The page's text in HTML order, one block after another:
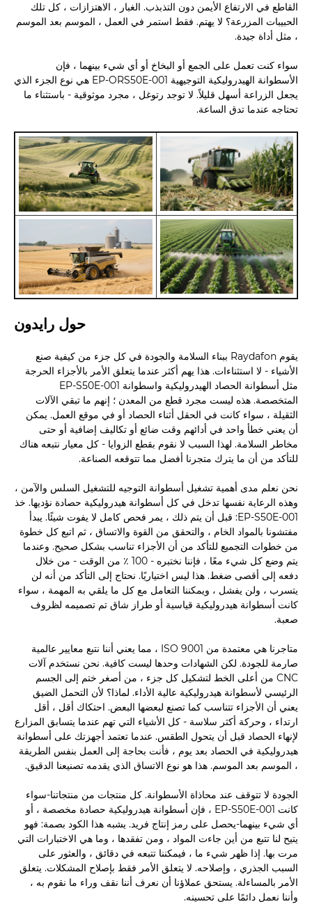
القاطع في الارتفاع الأيمن دون التذبذب. الغبار ، الاهتزازات ، كل تلك
الحبيبات المزرعة؟ لا يهتم. فقط استمر في العمل ، الموسم بعد الموسم
، مثل أداة جيدة.
سواء كنت تعمل على الجمع أو البخاخ أو أي شيء بينهما ، فإن
الأسطوانة الهيدروليكية التوجيهية EP-ORS50E-001 هي نوع الجزء الذي
يجعل الزراعة أسهل قليلاً. لا توجد رتوغل ، مجرد موثوقية - باستثناء ما
تحتاجه عندما تدق الساعة.
حول رايدون
يقوم Raydafon ببناء السلامة والجودة في كل جزء من كيفية صنع
الأشياء - لا استثناءات. هذا يهم أكثر عندما يتعلق الأمر بالأجزاء الحرجة
مثل أسطوانة الحصاد الهيدروليكية واسطوانة EP-S50E-001
المتخصصة. هذه ليست مجرد قطع من المعدن ؛ إنهم ما تبقي الآلات
الثقيلة ، سواء كانت في الحقل أثناء الحصاد أو في موقع العمل. يمكن
أن يعني خطأ واحد في أدائهم وقت ضائع أو تكاليف إضافية أو حتى
مخاطر السلامة. لهذا السبب لا نقوم بقطع الزوايا - كل معيار نتبعه هناك
للتأكد من أن ما يترك متجرنا أفضل مما تتوقعه الصناعة.
نحن نعلم مدى أهمية تشغيل أسطوانة التوجيه للتشغيل السلس والآمن ،
وهذه الرعاية نفسها تدخل في كل أسطوانة هيدروليكية حصادة نؤديها. خذ
EP-S50E-001: قبل أن يتم ذلك ، يمر فحص كامل لا يفوت شيئًا. يبدأ
مفتشونا بالمواد الخام ، والتحقق من القوة والاتساق ، ثم اتبع كل خطوة
من خطوات التجميع للتأكد من أن الأجزاء تناسب بشكل صحيح. وعندما
يتم وضع كل شيء معًا ، فإننا نختبره - 100 ٪ من الوقت - من خلال
دفعه إلى أقصى ضغط. هذا ليس اختياريًا. نحتاج إلى التأكد من أنه لن
يتسرب ، ولن يفشل ، ويمكننا التعامل مع كل ما يلقي به المهمة ، سواء
كانت أسطوانة هيدروليكية قياسية أو طراز شاق تم تصميمه لظروف
صعبة.
متاجرنا هي معتمدة من ISO 9001 ، مما يعني أننا نتبع معايير عالمية
صارمة للجودة. لكن الشهادات وحدها ليست كافية. نحن نستخدم آلات
CNC من أعلى الخط لتشكيل كل جزء ، من أصغر ختم إلى الجسم
الرئيسي لأسطوانة هيدروليكية عالية الأداء. لماذا؟ لأن التحمل الضيق
يعني أن الأجزاء تتناسب كما تصنع لبعضها البعض. احتكاك أقل ، أقل
ارتداء ، وحركة أكثر سلاسة - كل الأشياء التي تهم عندما يتسابق المزارع
لإنهاء الحصاد قبل أن يتحول الطقس. عندما تعتمد أجهزتك على أسطوانة
هيدروليكية في الحصاد بعد يوم ، فأنت بحاجة إلى العمل بنفس الطريقة
، الموسم بعد الموسم. هذا هو نوع الاتساق الذي يقدمه تصنيعنا الدقيق.
الجودة لا تتوقف عند محاذاة الأسطوانة. كل منتجات من منتجاتنا-سواء
كانت EP-S50E-001 ، فإن أسطوانة هيدروليكية حصادة مخصصة ، أو
أي شيء بينهما-يحصل على رمز إنتاج فريد. يشبه هذا الكود بصمة: فهو
يتيح لنا تتبع من أين جاءت المواد ، ومن تفقدها ، وما هي الاختبارات التي
مرت بها. إذا ظهر شيء ما ، فيمكننا تتبعه في دقائق ، والعثور على
السبب الجذري ، وإصلاحه. لا يتعلق الأمر فقط بإصلاح المشكلات. يتعلق
الأمر بالمساءلة. يستحق عملاؤنا أن نعرف أننا نقف وراء ما نقوم به ،
وأننا نعمل دائمًا على تحسينه.